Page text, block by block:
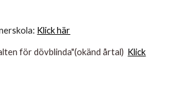
Klick här
för dövblinda"(okänd årtal) Klick